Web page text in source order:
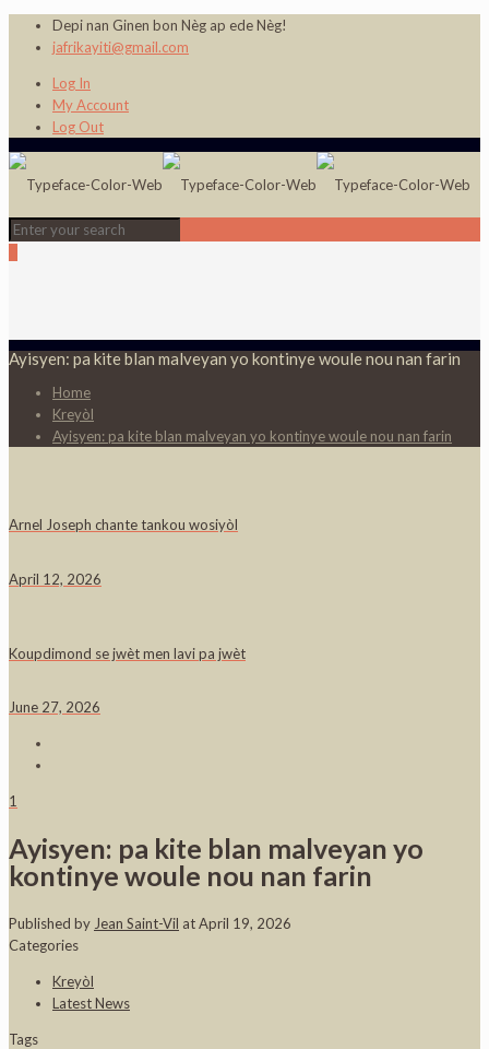
Depi nan Ginen bon Nèg ap ede Nèg!
jafrikayiti@gmail.com
Log In
My Account
Log Out
Ayisyen: pa kite blan malveyan yo kontinye woule nou nan farin
Home
Kreyòl
Ayisyen: pa kite blan malveyan yo kontinye woule nou nan farin
Arnel Joseph chante tankou wosiyòl
April 12, 2026
Koupdimond se jwèt men lavi pa jwèt
June 27, 2026
1
Ayisyen: pa kite blan malveyan yo
kontinye woule nou nan farin
Published by Jean Saint-Vil atApril 19, 2026
Categories
Kreyòl
Latest News
Tags